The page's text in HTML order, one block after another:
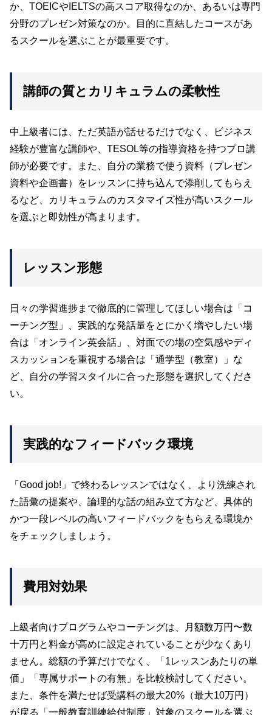
か、TOEICやIELTSの高スコア取得なのか、あるいは専門
分野のプレゼン対策なのか。目的に直結したコースがあ
るスクールを選ぶことが最重要です。
講師の質とカリキュラムの柔軟性
中上級者には、ただ英語が話せるだけでなく、ビジネス
経験が豊富な講師や、TESOL等の指導資格を持つプロ講
師が必要です。また、自分の業務で使う資料（プレゼン
資料や企画書）をレッスンに持ち込んで添削してもらえ
るなど、カリキュラムのカスタマイズ性が高いスクール
を選ぶと即効性が高まります。
レッスン形態
日々の学習進捗まで徹底的に管理してほしい場合は「コ
ーチング型」、実践的な発話量をとにかく増やしたい場
合は「オンライン英会話」、対面での場の空気感やディ
スカッションを重視する場合は「通学型（教室）」な
ど、自分の学習スタイルに合った形態を選択してくださ
い。
実践的なフィードバック環境
「Good job!」で終わるレッスンではなく、より洗練され
た語彙の提案や、論理的な話の組み立て方など、具体的
かつ一段レベルの高いフィードバックをもらえる環境か
をチェックしましょう。
費用対効果
上級者向けプログラムやコーチングは、月額数万円〜数
十万円と料金が高めに設定されていることが少なくあり
ません。総額の予算だけでなく、「1レッスンあたりの単
価」「専属サポートの有無」を比較検討してください。
また、条件を満たせば受講料の最大20%（最大10万円）
が戻る「一般教育訓練給付制度」対象のスクールを選ぶ